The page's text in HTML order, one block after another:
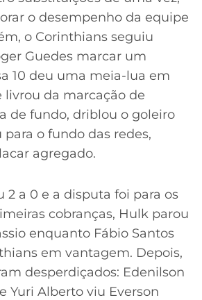
o desempenho da equipe
o Corinthians seguiu
Guedes marcar um
10 deu uma meia-lua em
livrou da marcação de
de fundo, driblou o goleiro
para o fundo das redes,
agregado.
2 a 0 e a disputa foi para os
cobranças, Hulk parou
enquanto Fábio Santos
em vantagem. Depois,
desperdiçados: Edenilson
Yuri Alberto viu Everson